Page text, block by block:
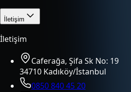
İletişim
İletişim
Caferağa, Şifa Sk No: 19
34710 Kadıköy/İstanbul
0850 840 45 20